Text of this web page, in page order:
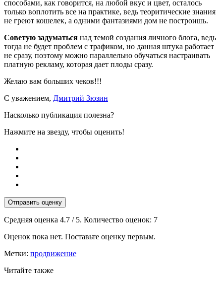
способами, как говорится, на любой вкус и цвет, осталось
только воплотить все на практике, ведь теоритические знания
не греют кошелек, а одними фантазиями дом не построишь.
Советую задуматься над темой создания личного блога, ведь
тогда не будет проблем с трафиком, но данная штука работает
не сразу, поэтому можно параллельно обучаться настраивать
платную рекламу, которая дает плоды сразу.
Желаю вам больших чеков!!!
С уважением, Дмитрий Зюзин
Насколько публикация полезна?
Нажмите на звезду, чтобы оценить!
Отправить оценку
Средняя оценка 4.7 / 5. Количество оценок: 7
Оценок пока нет. Поставьте оценку первым.
Метки: продвижение
Читайте также